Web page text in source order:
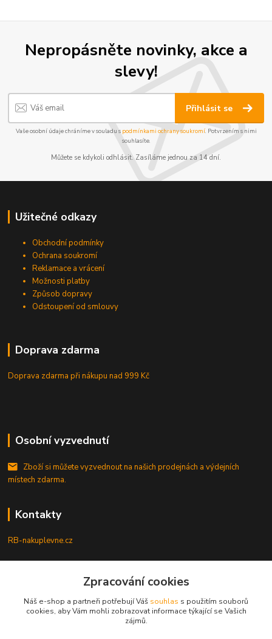
Nepropásněte novinky, akce a
slevy!
Přihlásit se
Vaše osobní údaje chráníme v souladu s podmínkami ochrany soukromí. Potvrzením s nimi
souhlasíte.
Můžete se kdykoli odhlásit. Zasíláme jednou za 14 dní.
Užitečné odkazy
Obchodní podmínky
Ochrana soukromí
Reklamace a vrácení
Možnosti platby
Způsob dopravy
Odstoupení od smlouvy
Doprava zdarma
Doprava zdarma při nákupunad 999 Kč
Osobní vyzvednutí
Zboží si můžete vyzvednout na našich prodejnách a výdejních
místech zdarma.
Kontakty
RB-nakuplevne.cz
+420 222722421
info@rb-nakuplevne.cz
Zpracování cookies
Náš e-shop a partneři potřebují Váš souhlas s použitím souborů
cookies, aby Vám mohli zobrazovat informace týkající se Vašich
zájmů.